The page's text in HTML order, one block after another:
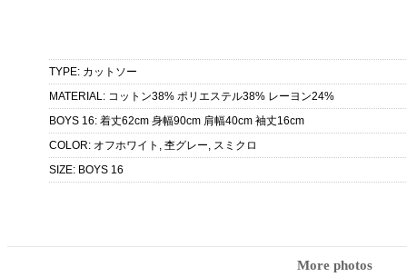
TYPE: カットソー
MATERIAL: コットン38% ポリエステル38% レーヨン24%
BOYS 16: 着丈62cm 身幅90cm 肩幅40cm 袖丈16cm
COLOR: オフホワイト, 杢グレー, スミクロ
SIZE: BOYS 16
More photos